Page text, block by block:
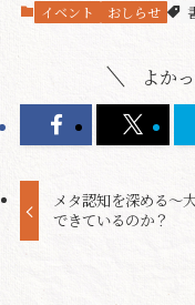
イベント おしらせ
よか
メタ認知を深める〜
できているのか？